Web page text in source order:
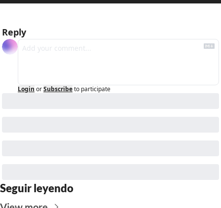
Reply
Login orSubscribeto participate
Seguir leyendo